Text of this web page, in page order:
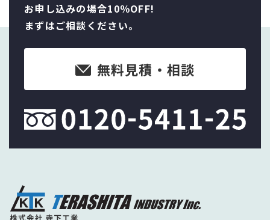
お申し込みの場合10％OFF!
まずはご相談ください。
無料見積・相談